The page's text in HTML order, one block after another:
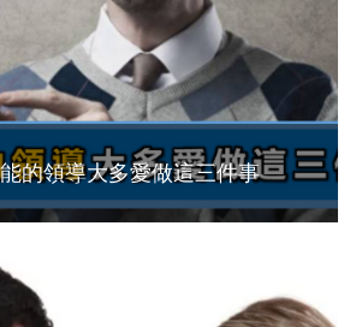
的領導大多愛做這三件事